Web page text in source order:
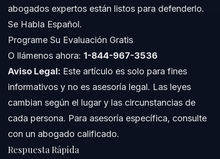
Costos y Honorarios: Factores que Influyen en el
Precio
Notas para Carolina del Norte, Florida y a Nivel
Nacional
Notas para Carolina del Norte
Notas para Florida
Conceptos Generales a Nivel Nacional
Cuándo Contactar a un Abogado
abogados expertos están listos para defenderlo.
Se Habla Español.
Programe Su Evaluación Gratis
O llámenos ahora: 1-844-967-3536
Aviso Legal: Este artículo es solo para fines
informativos y no es asesoría legal. Las leyes
cambian según el lugar y las circunstancias de
cada persona. Para asesoría específica, consulte
con un abogado calificado.
Respuesta Rápida